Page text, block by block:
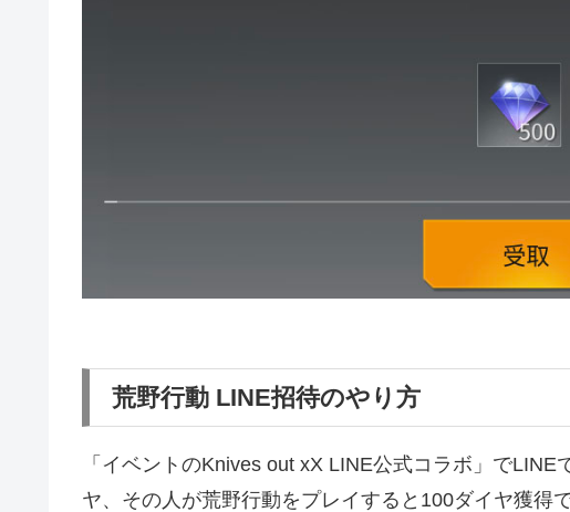
荒野行動 LINE招待のやり方
「イベントのKnives out xX LINE公式コラボ」で
ヤ、その人が荒野行動をプレイすると100ダイヤ獲得